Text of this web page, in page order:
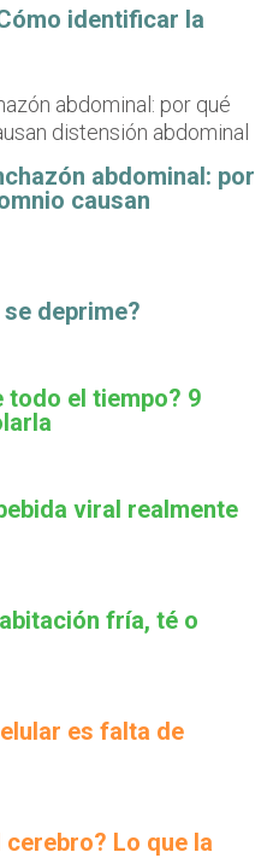
identificar la
abdominal: por
causan
deprime?
todo el tiempo? 9
viral realmente
fría, té o
es falta de
Lo que la